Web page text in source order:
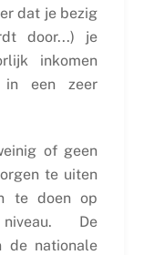
dat je bezig
door...) je
inkomen
in een zeer
of geen
te uiten
te doen op
De
de nationale